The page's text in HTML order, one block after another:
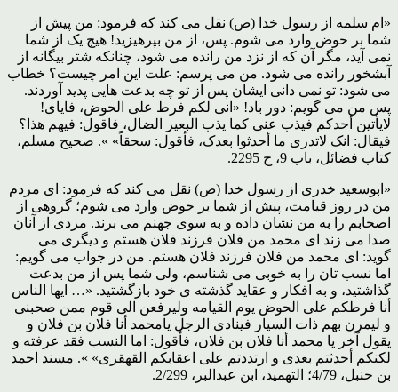
«ام سلمه از رسول خدا (ص) نقل می کند که فرمود: من پیش از
شما بر حوض وارد می شوم. پس، از من بپرهیزید! هیچ یک از شما
نمی آید، مگر آن که از نزد من رانده می شود، چنانکه شتر بیگانه از
آبشخور رانده می شود. من می پرسم: علت این امر چیست؟ خطاب
می شود: تو نمی دانی ایشان پس از تو چه بدعت هایی پدید آوردند.
پس من می گویم: دور باد! «انی لکم فرط علی الحوض، فایای!
لایأتین أحدکم فیذب عنی کما یذب البعیر الضال، فاقول: فیهم هذا؟
فیقال: انک لاتدری ما أحدثوا بعدک، فأقول: سحقاً» ». صحیح مسلم،
کتاب فضائل، باب 9، ح 2295.
«ابوسعید خدری از رسول خدا (ص) نقل می کند که فرمود: ای مردم
من در روز قیامت، پیش از شما بر حوض وارد می شوم؛ گروهی از
اصحابم را به من نشان داده و به سوی جهنم می برند. مردی از آنان
صدا می زند ای محمد من فلان فرزند فلان هستم و دیگری می
گوید: ای محمد من فلان فرزند فلان هستم. من در جواب می گویم:
اما نسب تان را به خوبی می شناسم، ولی شما پس از من بدعت
گذاشتید، و به افکار و عقاید گذشته ی خود بازگشتید. «… ایها الناس
أنا فرطکم علی الحوض یوم القیامه ولیرفعن الی قوم ممن صحبنی
و لیمرن بهم ذات السیار فینادی الرجل یامحمد أنا فلان بن فلان و
یقول آخر یا محمد أنا فلان بن فلان، فأقول: اما النسب فقد عرفته و
لکنکم أحدثتم بعدی و ارتددتم علی اعقابکم القهقری» ». مسند احمد
بن حنبل، 4/79؛ التهمید، ابن عبدالبر، 2/299.